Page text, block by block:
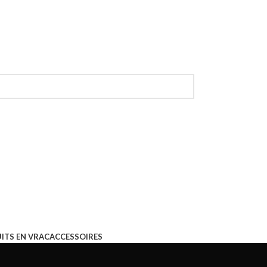
EN VRACACCESSOIRES